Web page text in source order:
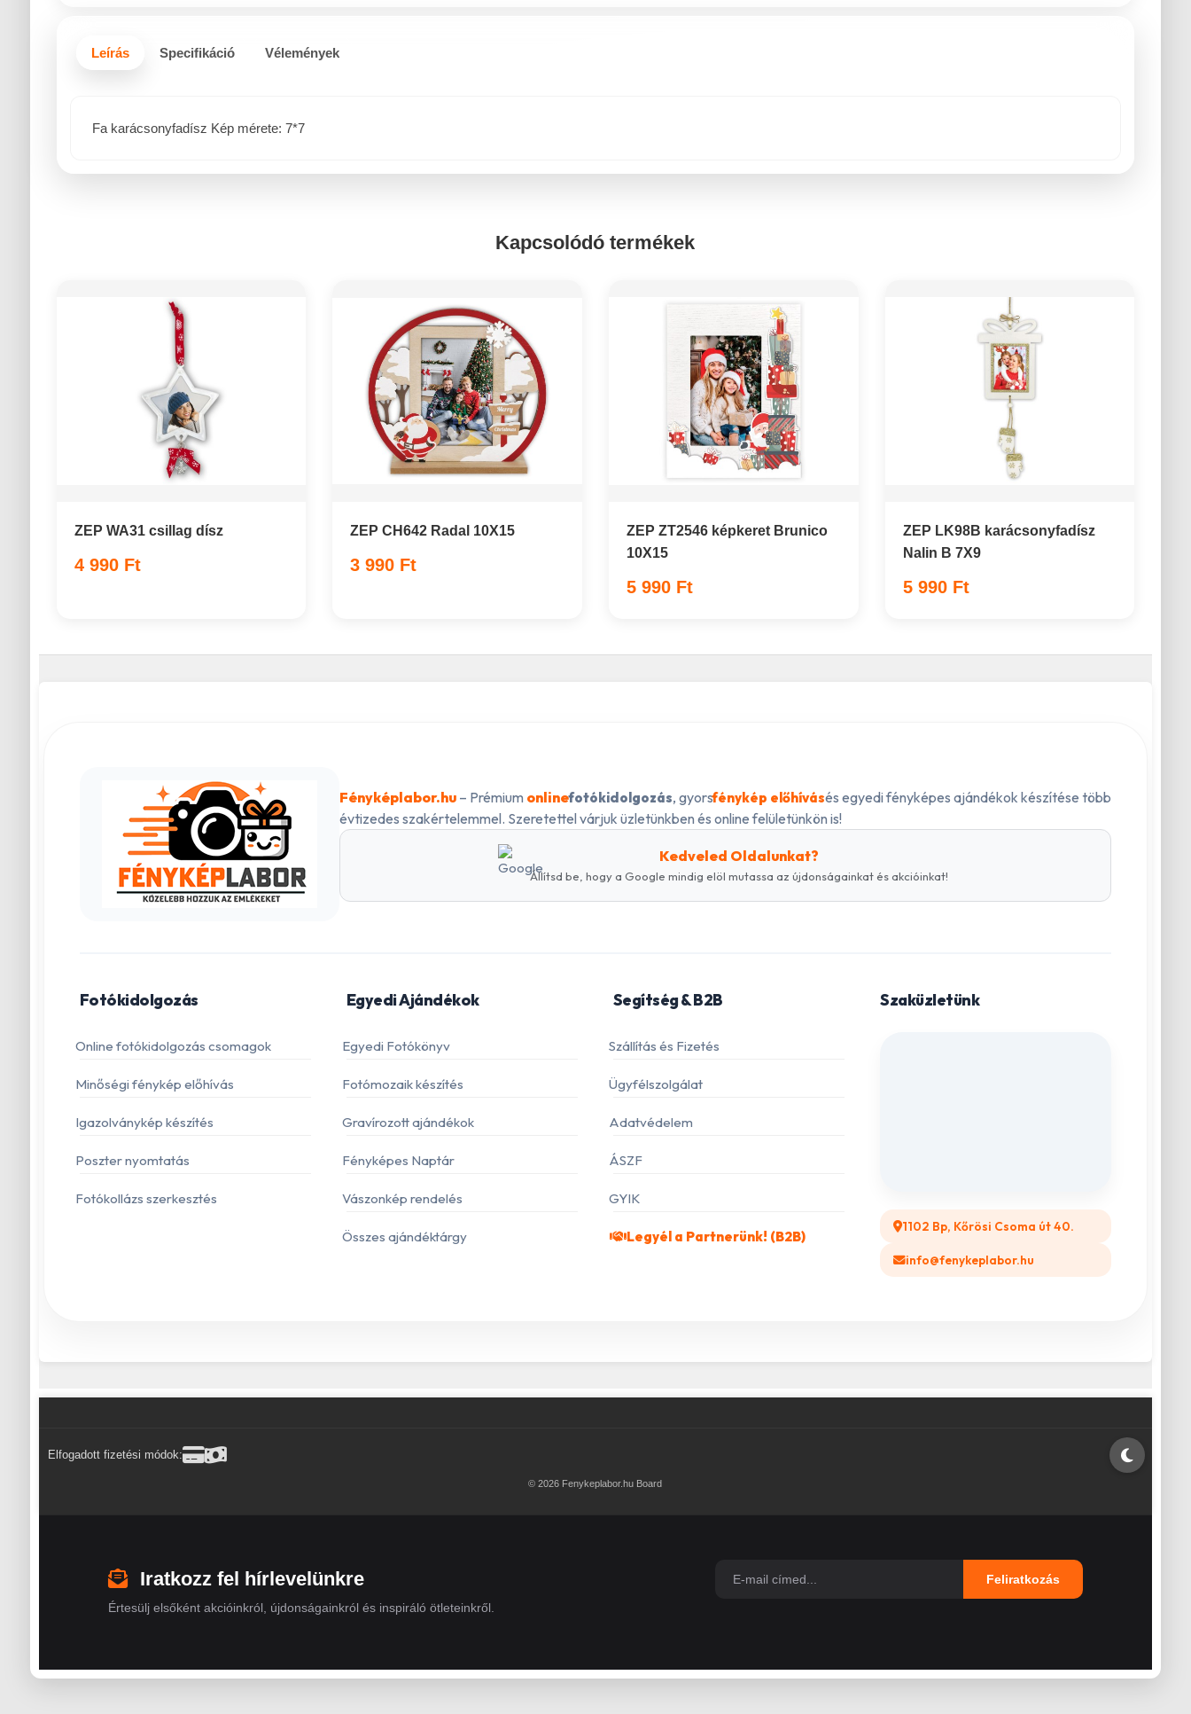
Leírás Specifikáció Vélemények
Fa karácsonyfadísz Kép mérete: 7*7
Kapcsolódó termékek
ZEP WA31 csillag dísz
4 990 Ft
ZEP CH642 Radal 10X15
3 990 Ft
ZEP ZT2546 képkeret Brunico
10X15
5 990 Ft
ZEP LK98B karácsonyfadísz
Nalin B 7X9
5 990 Ft
Fényképlabor.hu– Prémium onlinefotókidolgozás, gyorsfénykép előhívásés egyedi fényképes ajándékok készítése több
évtizedes szakértelemmel. Szeretettel várjuk üzletünkben és online felületünkön is!
Kedveled Oldalunkat?
Állítsd be, hogy a Google mindig elöl mutassa az újdonságainkat és akcióinkat!
Fotókidolgozás
Online fotókidolgozás csomagok
Minőségi fénykép előhívás
Igazolványkép készítés
Poszter nyomtatás
Fotókollázs szerkesztés
Egyedi Ajándékok
Egyedi Fotókönyv
Fotómozaik készítés
Gravírozott ajándékok
Fényképes Naptár
Vászonkép rendelés
Összes ajándéktárgy
Segítség & B2B
Szállítás és Fizetés
Ügyfélszolgálat
Adatvédelem
ÁSZF
GYIK
Legyél a Partnerünk! (B2B)
Szaküzletünk
1102 Bp, Kőrösi Csoma út 40.
info@fenykeplabor.hu
Elfogadott fizetési módok:
© 2026 Fenykeplabor.hu Board
Iratkozz fel hírlevelünkre
Értesülj elsőként akcióinkról, újdonságainkról és inspiráló ötleteinkről.
Feliratkozás